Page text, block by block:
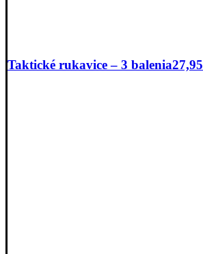
Taktické rukavice – 3 balenia27,95